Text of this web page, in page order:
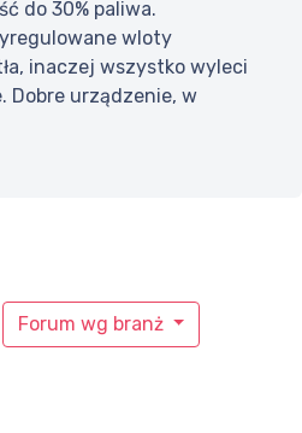
do 30% paliwa.
wloty
inaczej wszystko wyleci
Dobre urządzenie, w
Forum wg branż